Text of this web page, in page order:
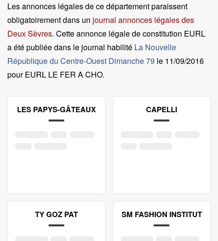
Les annonces légales de ce département paraissent
obligatoirement dans un journal annonces légales des
Deux Sèvres. Cette annonce légale de constitution EURL
a été publiée dans le journal habilité La Nouvelle
République du Centre-Ouest Dimanche 79 le 11/09/2016
pour EURL LE FER A CHO.
LES PAPYS-GÂTEAUX CAPELLI
TY GOZ PAT SM FASHION INSTITUT